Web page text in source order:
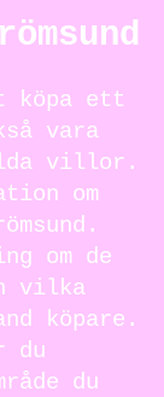
köpa ett
vara
villor.
om
om de
vilka
köpare.
du
du